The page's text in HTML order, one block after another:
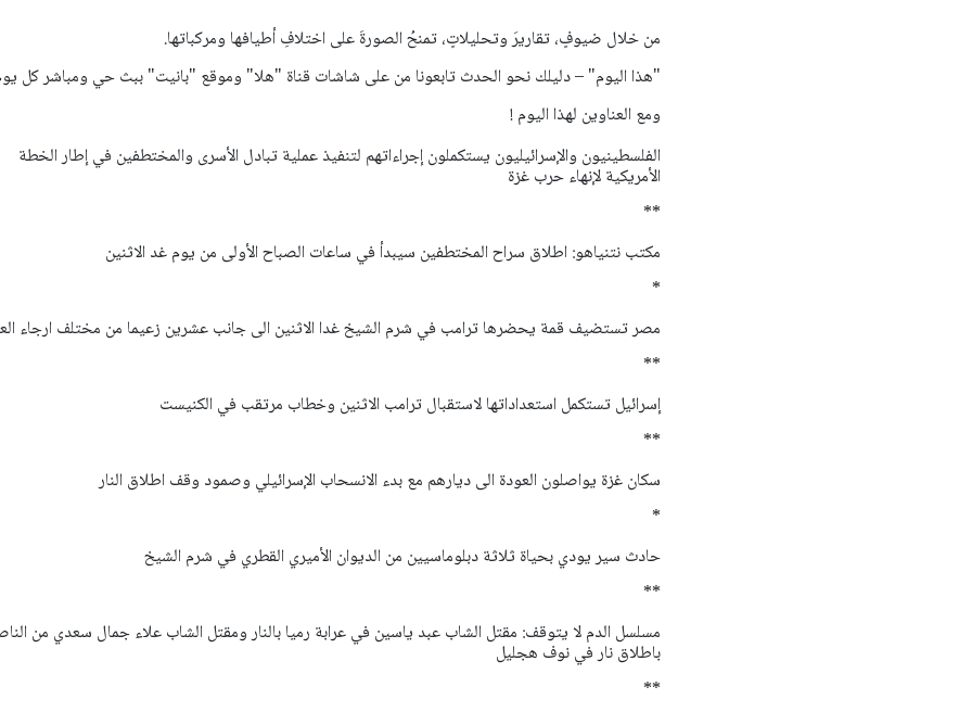
من خلال ضيوفٍ، تقاريرَ وتحليلاتٍ، تمنحُ الصورةَ على اختلافِ أطيافها ومركباتها.
"هذا اليوم" – دليلك نحو الحدث تابعونا من على شاشات قناة "هلا" وموقع "بانيت" ببث حي ومباشر كل
ومع العناوين لهذا اليوم !
الفلسطينيون والإسرائيليون يستكملون إجراءاتهم لتنفيذ عملية تبادل الأسرى والمختطفين في إطار الخطة
الأمريكية لإنهاء حرب غزة
**
مكتب نتنياهو: اطلاق سراح المختطفين سيبدأ في ساعات الصباح الأولى من يوم غد الاثنين
*
مصر تستضيف قمة يحضرها ترامب في شرم الشيخ غدا الاثنين الى جانب عشرين زعيما من مختلف ارجاء
**
إسرائيل تستكمل استعداداتها لاستقبال ترامب الاثنين وخطاب مرتقب في الكنيست
**
سكان غزة يواصلون العودة الى ديارهم مع بدء الانسحاب الإسرائيلي وصمود وقف اطلاق النار
*
حادث سير يودي بحياة ثلاثة دبلوماسيين من الديوان الأميري القطري في شرم الشيخ
**
مسلسل الدم لا يتوقف: مقتل الشاب عبد ياسين في عرابة رميا بالنار ومقتل الشاب علاء جمال سعدي من
باطلاق نار في نوف هجليل
**